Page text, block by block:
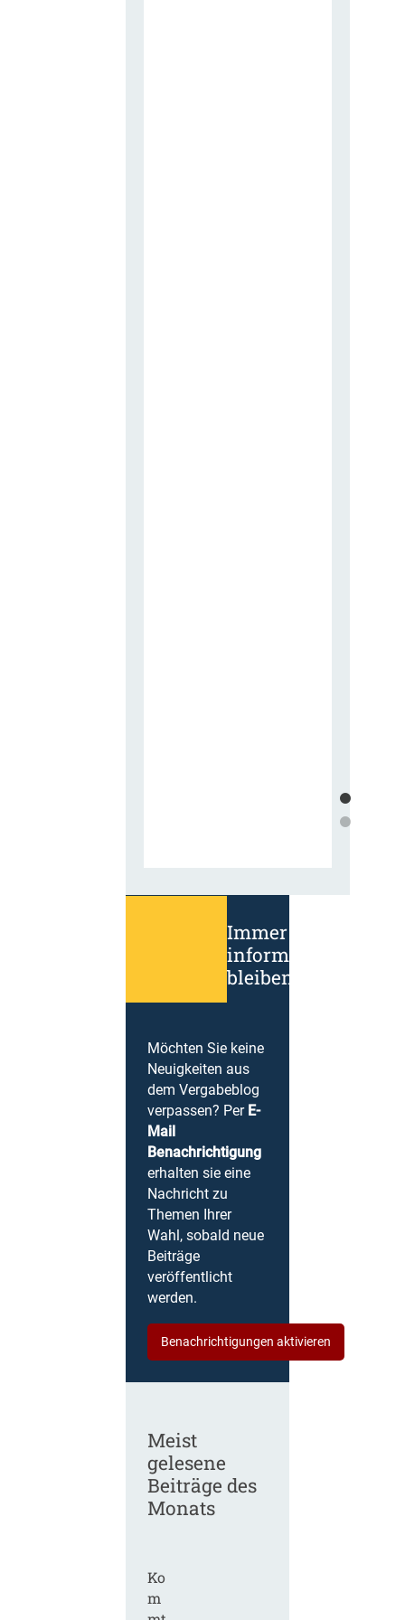
Immer
informiert
bleiben!
Möchten Sie keine
Neuigkeiten aus
dem Vergabeblog
verpassen? Per E-
Mail
Benachrichtigung
erhalten sie eine
Nachricht zu
Themen Ihrer
Wahl, sobald neue
Beiträge
veröffentlicht
werden.
Benachrichtigungen aktivieren
Meist
gelesene
Beiträge des
Monats
Ko
m